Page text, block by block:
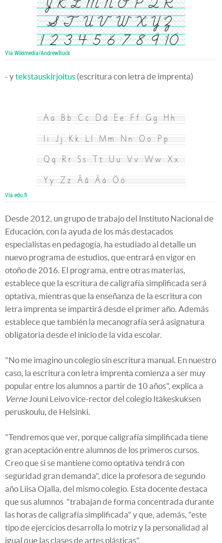
Vía Wikimedia/AndrewBuck
- ytekstauskirjoitus (escritura con letra de imprenta)
Vía edu.fi
Desde 2012, un grupo de trabajo del Instituto Nacional de
Educación, con la ayuda de los más destacados
especialistas en pedagogía, ha estudiado al detalle un
nuevo programa de estudios, que entrará en vigor en
otoño de 2016. El programa, entre otras materias,
establece que la escritura de caligrafía simplificada será
optativa, mientras que la enseñanza de la escritura con
letra imprenta se impartirá desde el primer año. Además
establece que también la mecanografía será asignatura
obligatoria desde el inicio de la vida escolar.
"No me imagino un colegio sin escritura manual. En nuestro
caso, la escritura con letra imprenta comienza a ser muy
popular entre los alumnos a partir de 10 años", explica a
VerneJouni Leivo vice-rector del colegio Itäkeskuksen
peruskoulu, de Helsinki.
"Tendremos que ver, porque caligrafía simplificada tiene
gran aceptación entre alumnos de los primeros cursos.
Creo que si se mantiene como optativa tendrá con
seguridad gran demanda", dice la profesora de segundo
año Liisa Ojalla, del mismo colegio. Esta docente destaca
que sus alumnos "trabajan de forma concentrada durante
las horas de caligrafía simplificada" y que, además, "este
tipo de ejercicios desarrolla lo motriz y la personalidad al
igual que las clases de artes plásticas".